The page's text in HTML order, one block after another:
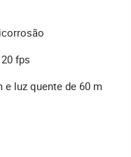
fps
e luz quente de 60 m